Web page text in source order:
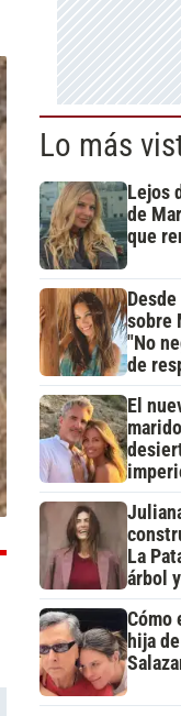
Lo más
Lejos
de
que
Desde
sobre
"No
de
El
La
árbol
Cómo
hija